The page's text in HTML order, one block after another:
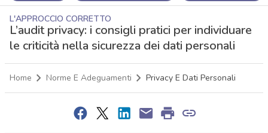
L'APPROCCIO CORRETTO
L’audit privacy: i consigli pratici per individuare
le criticità nella sicurezza dei dati personali
Home Norme E Adeguamenti Privacy E Dati Personali